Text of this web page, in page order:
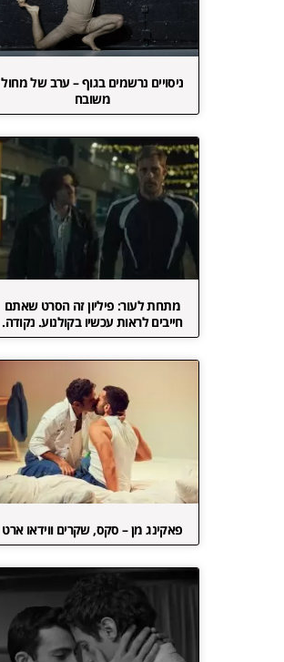
ניסויים נרשמים בגוף – ערב של מחול
משובח
מתחת לעור: פיליון זה הסרט שאתם
חייבים לראות עכשיו בקולנוע. נקודה.
פאקינג מן – סקס, שקרים ווידאו ארט